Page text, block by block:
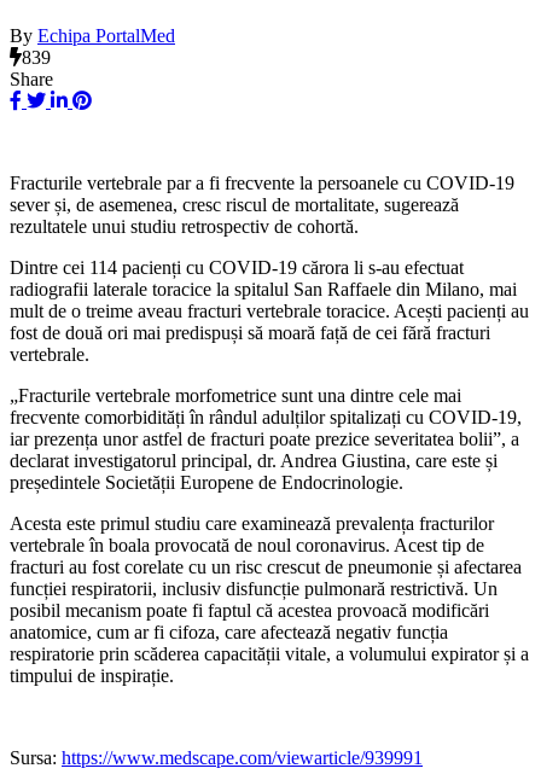
By Echipa PortalMed
839
Share
Fracturile vertebrale par a fi frecvente la persoanele cu COVID-19
sever și, de asemenea, cresc riscul de mortalitate, sugerează
rezultatele unui studiu retrospectiv de cohortă.
Dintre cei 114 pacienți cu COVID-19 cărora li s-au efectuat
radiografii laterale toracice la spitalul San Raffaele din Milano, mai
mult de o treime aveau fracturi vertebrale toracice. Acești pacienți au
fost de două ori mai predispuși să moară față de cei fără fracturi
vertebrale.
„Fracturile vertebrale morfometrice sunt una dintre cele mai
frecvente comorbidități în rândul adulților spitalizați cu COVID-19,
iar prezența unor astfel de fracturi poate prezice severitatea bolii”, a
declarat investigatorul principal, dr. Andrea Giustina, care este și
președintele Societății Europene de Endocrinologie.
Acesta este primul studiu care examinează prevalența fracturilor
vertebrale în boala provocată de noul coronavirus. Acest tip de
fracturi au fost corelate cu un risc crescut de pneumonie și afectarea
funcției respiratorii, inclusiv disfuncție pulmonară restrictivă. Un
posibil mecanism poate fi faptul că acestea provoacă modificări
anatomice, cum ar fi cifoza, care afectează negativ funcția
respiratorie prin scăderea capacității vitale, a volumului expirator și a
timpului de inspirație.
Sursa: https://www.medscape.com/viewarticle/939991